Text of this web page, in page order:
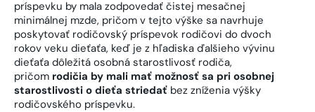
príspevku by mala zodpovedať čistej mesačnej
minimálnej mzde, pričom v tejto výške sa navrhuje
poskytovať rodičovský príspevok rodičovi do dvoch
rokov veku dieťaťa, keď je z hľadiska ďalšieho vývinu
dieťaťa dôležitá osobná starostlivosť rodiča,
pričom rodičia by mali mať možnosť sa pri osobnej
starostlivosti o dieťa striedať bez zníženia výšky
rodičovského príspevku.